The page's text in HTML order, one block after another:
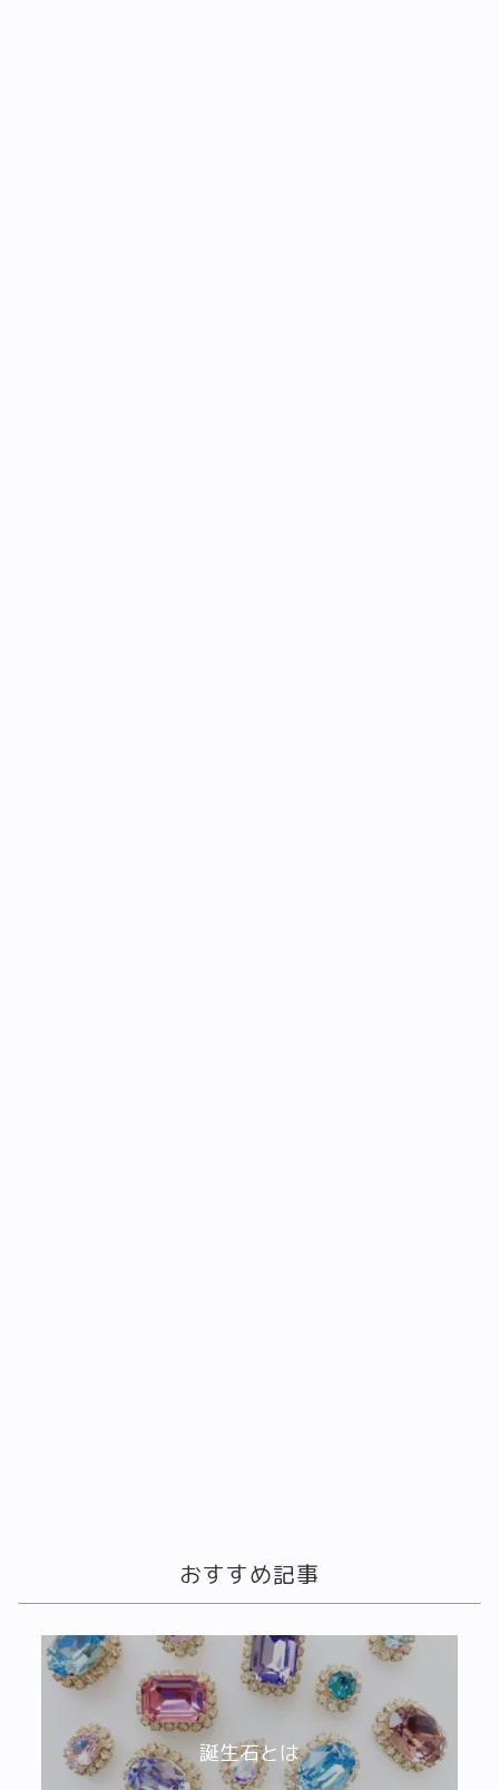
おすすめ記事
誕生石とは